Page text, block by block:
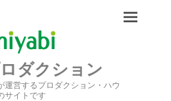
ダクション
運営するプロダクション・ハウ
サイトです